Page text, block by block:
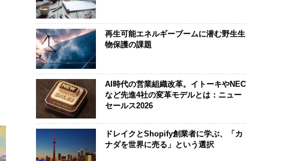
再生可能エネルギーブームに潜む野生生
物保護の課題
AI時代の営業組織改革。イトーキやNEC
など先進4社の変革モデルとは：ニュー
セールス2026
ドレイクとShopify創業者に学ぶ、「カ
ナダを世界に売る」という選択